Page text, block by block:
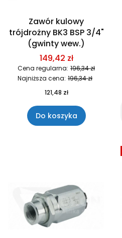
Zawór kulowy
trójdrożny BK3 BSP 3/4"
(gwinty wew.)
149,42 zł
Cena regularna: 196,34 zł
Najniższa cena: 196,34 zł
121,48 zł
Do koszyka